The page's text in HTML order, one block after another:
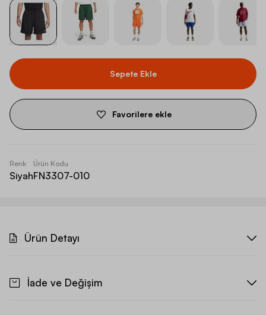
Sepete Ekle
Favorilere ekle
Renk
Siyah
Ürün Kodu
FN3307-010
Ürün Detayı
İade ve Değişim